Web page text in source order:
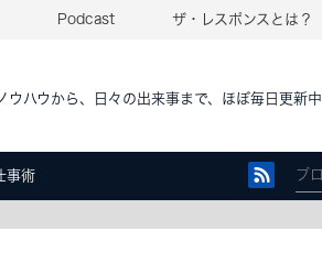
Podcast ザ・レスポンスとは？
ウハウから、日々の出来事まで、ほぼ毎日更新中
事術